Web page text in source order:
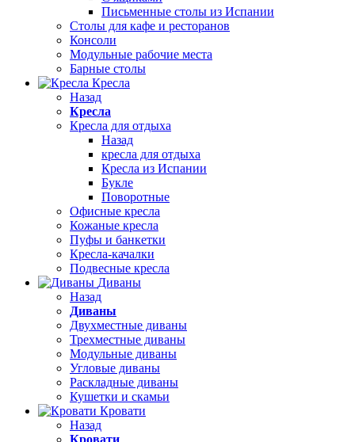
Письменные столы из Испании
Столы для кафе и ресторанов
Консоли
Модульные рабочие места
Барные столы
Кресла
Назад
Кресла
Кресла для отдыха
Назад
кресла для отдыха
Кресла из Испании
Букле
Поворотные
Офисные кресла
Кожаные кресла
Пуфы и банкетки
Кресла-качалки
Подвесные кресла
Диваны
Назад
Диваны
Двухместные диваны
Трехместные диваны
Модульные диваны
Угловые диваны
Раскладные диваны
Кушетки и скамьи
Кровати
Назад